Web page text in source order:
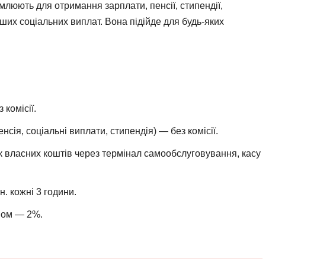
для отримання зарплати, пенсії, стипендії,
соціальних виплат. Вона підійде для будь-яких
соціальні виплати, стипендія) — без комісії.
коштів через термінал самообслуговування, касу
кожні 3 години.
— 2%.